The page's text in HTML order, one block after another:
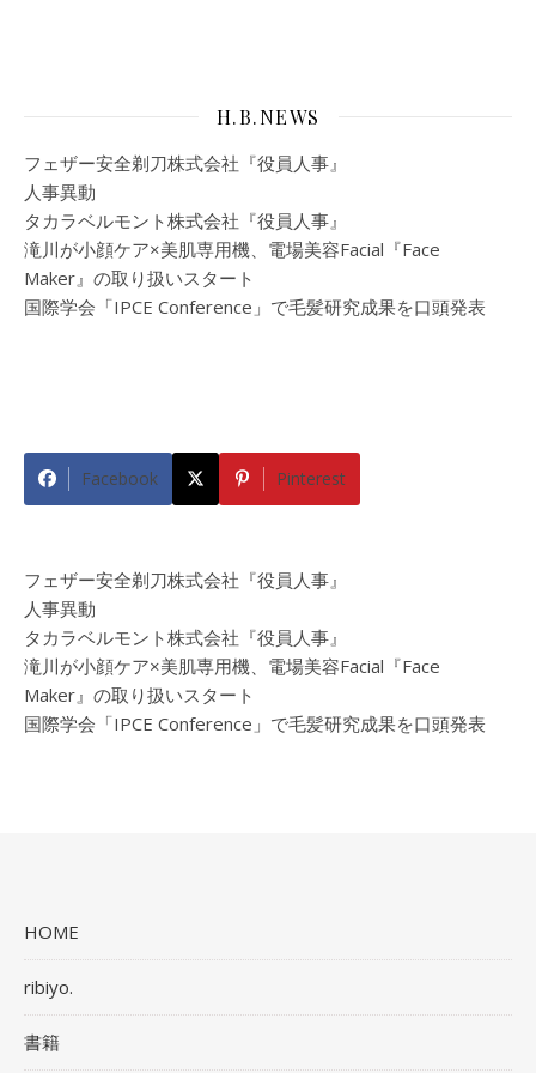
H.B.NEWS
フェザー安全剃刀株式会社『役員人事』
人事異動
タカラベルモント株式会社『役員人事』
滝川が小顔ケア×美肌専用機、電場美容Facial『Face
Maker』の取り扱いスタート
国際学会「IPCE Conference」で毛髪研究成果を口頭発表
Facebook Pinterest
フェザー安全剃刀株式会社『役員人事』
人事異動
タカラベルモント株式会社『役員人事』
滝川が小顔ケア×美肌専用機、電場美容Facial『Face
Maker』の取り扱いスタート
国際学会「IPCE Conference」で毛髪研究成果を口頭発表
HOME
ribiyo.
書籍